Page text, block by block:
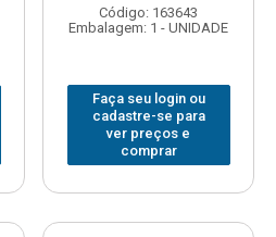
Código: 163643
Embalagem: 1 - UNIDADE
Faça seu login ou
cadastre-se para
ver preços e
comprar